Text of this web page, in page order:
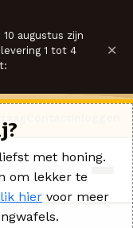
10 augustus zijn
1 tot 4
×
met honing.
om lekker te
hier voor meer